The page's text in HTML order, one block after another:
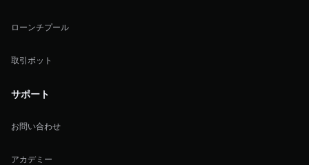
ローンチプール
取引ボット
サポート
お問い合わせ
アカデミー